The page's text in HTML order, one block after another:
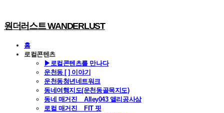
원더러스트 WANDERLUST
홈
로컬콘텐츠
▶로컬콘텐츠를 만나다
운천동 [ ] 이야기
운천동청년네트워크
동네여행지도(운천동골목지도)
동네 매거진 _ Alley043 앨리공사삼
로컬 매거진 _ FIT 핏